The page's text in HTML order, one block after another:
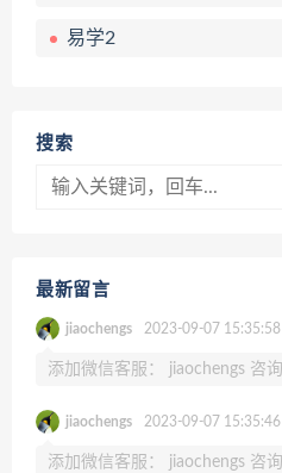
易学2
搜索
最新留言
jiaochengs 2023-09-07 15:35:58
添加微信客服： jiaochengs 咨询
jiaochengs 2023-09-07 15:35:46
添加微信客服： jiaochengs 咨询